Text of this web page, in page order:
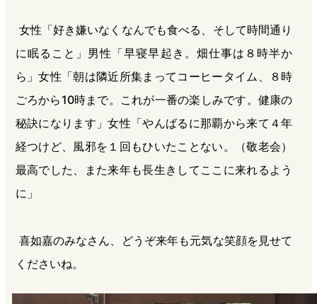
女性「好き嫌いなくなんでも食べる、そして時間通り
に眠ること」男性「早寝早起き。畑仕事は８時半か
ら」女性「朝は隣近所集まってコーヒータイム、８時
ごろから10時まで。これが一番の楽しみです。健康の
秘訣になります」女性「やんばるに那覇から来て４年
経つけど、風邪を１回もひいたことない。（敬老会）
最高でした、また来年も長生きしてここに来れるよう
に」
喜如嘉のみなさん、どうぞ来年も元気な笑顔を見せて
くださいね。